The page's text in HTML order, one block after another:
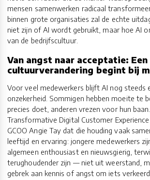
mensen samenwerken radicaal
binnen grote organisaties zal de echte
niet zijn of AI wordt gebruikt, maar hoe AI
van de bedrijfscultuur.
Van angst naar acceptatie: Een
cultuurverandering begint bij
Voor veel medewerkers blijft AI nog steeds
onzekerheid. Sommigen hebben moeite te
precies doet, anderen vrezen voor hun
Transformative Digital Customer
GCOO Angie Tay dat die houding vaak
leeftijd en ervaring: jongere medewerkers
algemeen enthousiast en nieuwsgierig,
terughoudender zijn — niet uit weerstand,
gebrek aan kennis of angst om iets